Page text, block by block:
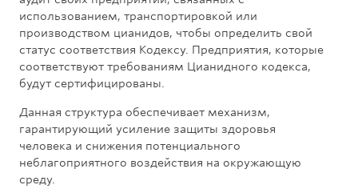
использованием, транспортировкой или
производством цианидов, чтобы определить свой
статус соответствия Кодексу. Предприятия, которые
соответствуют требованиям Цианидного кодекса,
будут сертифицированы.
Данная структура обеспечивает механизм,
гарантирующий усиление защиты здоровья
человека и снижения потенциального
неблагоприятного воздействия на окружающую
среду.